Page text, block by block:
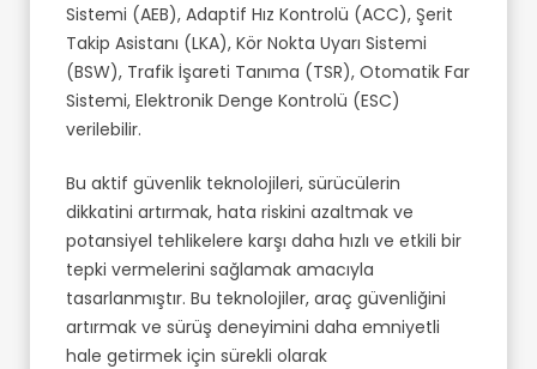
Sistemi (AEB), Adaptif Hız Kontrolü (ACC), Şerit
Takip Asistanı (LKA), Kör Nokta Uyarı Sistemi
(BSW), Trafik İşareti Tanıma (TSR), Otomatik Far
Sistemi, Elektronik Denge Kontrolü (ESC)
verilebilir.
Bu aktif güvenlik teknolojileri, sürücülerin
dikkatini artırmak, hata riskini azaltmak ve
potansiyel tehlikelere karşı daha hızlı ve etkili bir
tepki vermelerini sağlamak amacıyla
tasarlanmıştır. Bu teknolojiler, araç güvenliğini
artırmak ve sürüş deneyimini daha emniyetli
hale getirmek için sürekli olarak